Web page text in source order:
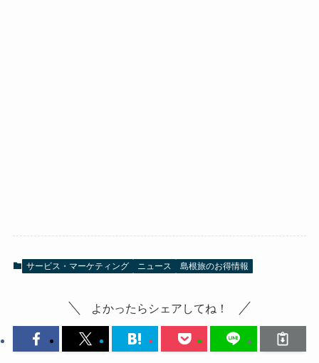
サービス・マーケティング ニュース 島根旅のお得情報
よかったらシェアしてね！